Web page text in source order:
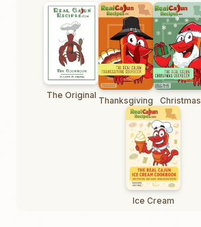
The Original Thanksgiving Christmas
Ice Cream